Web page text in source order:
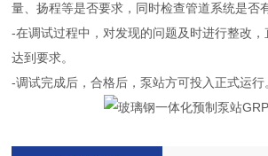
量、扬程等是否要求，同时检查管道系统是否
-在调试过程中，对发现的问题及时进行整改
达到要求。
-调试完成后，合格后，泵站方可投入正式运行